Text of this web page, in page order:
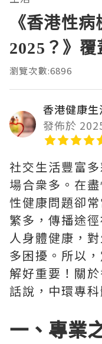
《香港性
2025？》
瀏覽次數:6896
香港健康生
發佈於
社交生活豐富
場合衆多。在
性健康問題卻
繁多，傳播途
人身體健康，
多困擾。所以
解好重要！關
話說，中環專
一、專業